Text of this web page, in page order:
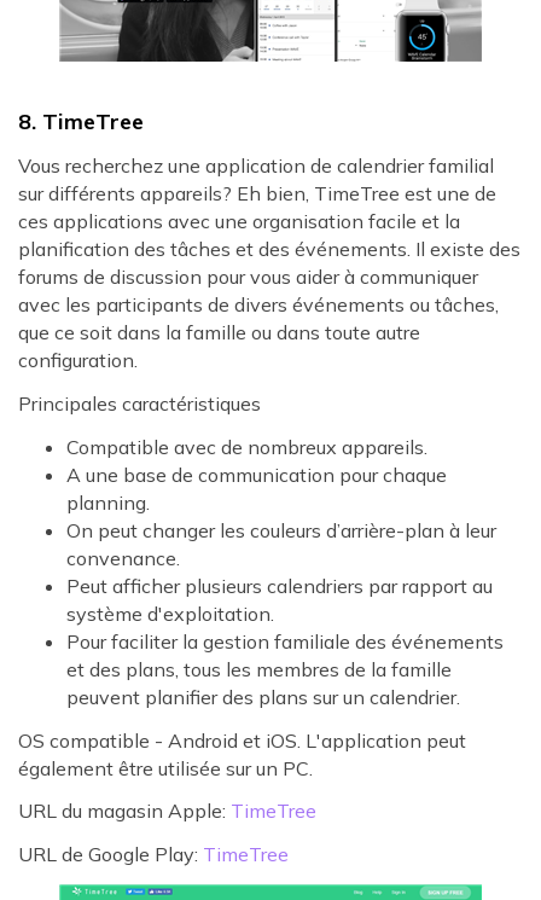
8. TimeTree
Vous recherchez une application de calendrier familial
sur différents appareils? Eh bien, TimeTree est une de
ces applications avec une organisation facile et la
planification des tâches et des événements. Il existe des
forums de discussion pour vous aider à communiquer
avec les participants de divers événements ou tâches,
que ce soit dans la famille ou dans toute autre
configuration.
Principales caractéristiques
Compatible avec de nombreux appareils.
A une base de communication pour chaque
planning.
On peut changer les couleurs d’arrière-plan à leur
convenance.
Peut afficher plusieurs calendriers par rapport au
système d'exploitation.
Pour faciliter la gestion familiale des événements
et des plans, tous les membres de la famille
peuvent planifier des plans sur un calendrier.
OS compatible - Android et iOS. L'application peut
également être utilisée sur un PC.
URL du magasin Apple: TimeTree
URL de Google Play: TimeTree